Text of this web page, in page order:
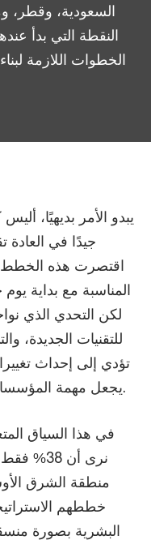
السعودية، وقطر،
النقطة التي بدأ
الخطوات اللازمة
يبدو الأمر بديهيًا،
جيدًا في العادة
اقتصرت هذه الخطط
المناسبة مع بداية
لكن التحدي الذي
للتقنيات الجديدة،
تؤدي إلى إحداث
يجعل مهمة المؤسسات في توقّع المستقبل أكثر صعوبة.
في هذا السياق
نرى أن
منطقة الشرق
خططهم